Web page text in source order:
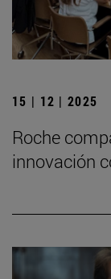
15 | 12 | 2025
Roche
innovación